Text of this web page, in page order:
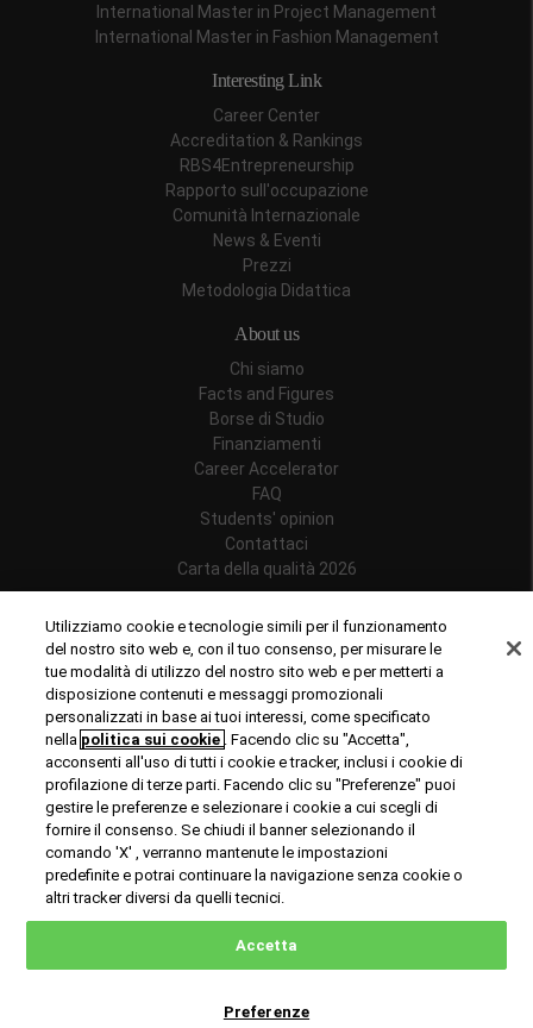
Richiedi informazioni
International Master in Project Management
International Master in Fashion Management
Interesting Link
Career Center
Accreditation & Rankings
RBS4Entrepreneurship
Rapporto sull'occupazione
Comunità Internazionale
News & Eventi
Prezzi
Metodologia Didattica
About us
Chi siamo
Facts and Figures
Borse di Studio
Finanziamenti
Career Accelerator
FAQ
Students' opinion
Contattaci
Carta della qualità 2026
Riconoscimenti
© Copyright 2024 Rome Business School
Privacy Policy
Utilizziamo cookie e tecnologie simili per il funzionamento
del nostro sito web e, con il tuo consenso, per misurare le
tue modalità di utilizzo del nostro sito web e per metterti a
disposizione contenuti e messaggi promozionali
personalizzati in base ai tuoi interessi, come specificato
nella politica sui cookie . Facendo clic su "Accetta",
acconsenti all'uso di tutti i cookie e tracker, inclusi i cookie di
profilazione di terze parti. Facendo clic su "Preferenze" puoi
gestire le preferenze e selezionare i cookie a cui scegli di
fornire il consenso. Se chiudi il banner selezionando il
comando 'X' , verranno mantenute le impostazioni
predefinite e potrai continuare la navigazione senza cookie o
altri tracker diversi da quelli tecnici.
Preferenze
Accetta